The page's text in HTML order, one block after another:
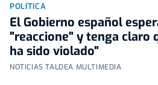
POLÍTICA
El Gobierno español
"reaccione" y tenga claro
ha sido violado"
NOTICIAS TALDEA MULTIMEDIA